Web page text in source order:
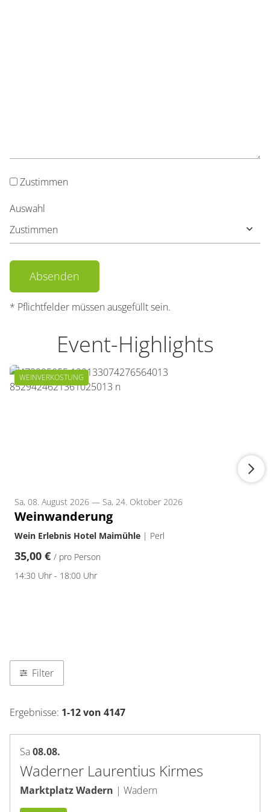
Label
Zustimmen
Auswahl
Absenden
* Pflichtfelder müssen ausgefüllt sein.
Event-Highlights
WEINVERKOSTUNG
Sa, 08. August 2026 — Sa, 24. Oktober 2026
Weinwanderung
Wein Erlebnis Hotel Maimühle | Perl
35,00 € / pro Person
14:30 Uhr - 18:00 Uhr
Filter Navigation
Filter
Ergebnisse: 1-12 von 4147
Sa08.08.
Waderner Laurentius Kirmes
Marktplatz Wadern | Wadern